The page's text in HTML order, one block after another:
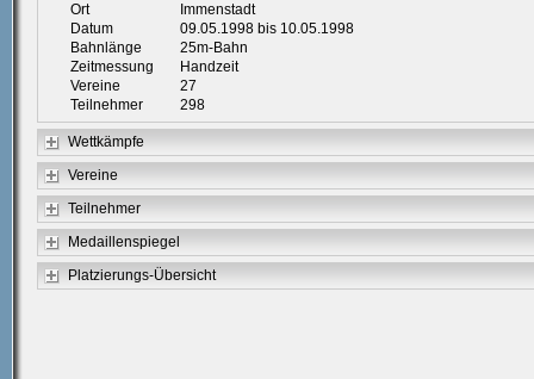
Ort
Immenstadt
Datum
09.05.1998 bis 10.05.1998
Bahnlänge
25m-Bahn
Zeitmessung
Handzeit
Vereine
27
Teilnehmer
298
Wettkämpfe
Vereine
Teilnehmer
Medaillenspiegel
Platzierungs-Übersicht